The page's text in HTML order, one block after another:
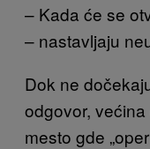
– Kada će se
– nastavljaju
Dok ne
odgovor,
mesto gde